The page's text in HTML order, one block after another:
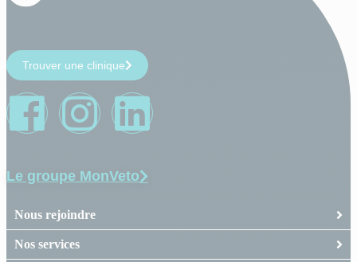
Trouver une clinique
Le groupe MonVeto
Nous rejoindre
Nos services